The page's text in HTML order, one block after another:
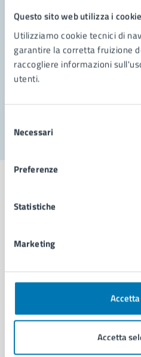
Questo sito web utilizza i cookie
Utilizziamo cookie tecnici di
garantire la corretta fruizione
raccogliere informazioni
utenti.
delNecessari
Preferenze
Statistiche
Marketing
Accetta
Richiedi assistenza
Prenota appuntamento
Problemi in città
Aree amministrative
Uffici
Politici